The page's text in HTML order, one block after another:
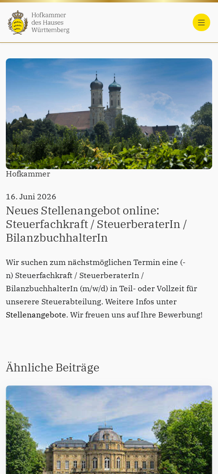
Hofkammer
16. Juni 2026
Neues Stellenangebot online:
Steuerfachkraft / SteuerberaterIn /
BilanzbuchhalterIn
Wir suchen zum nächstmöglichen Termin eine (-
n) Steuerfachkraft / SteuerberaterIn /
BilanzbuchhalterIn (m/w/d) in Teil- oder Vollzeit für
unserere Steuerabteilung. Weitere Infos unter
Stellenangebote. Wir freuen uns auf Ihre Bewerbung!
Ähnliche Beiträge